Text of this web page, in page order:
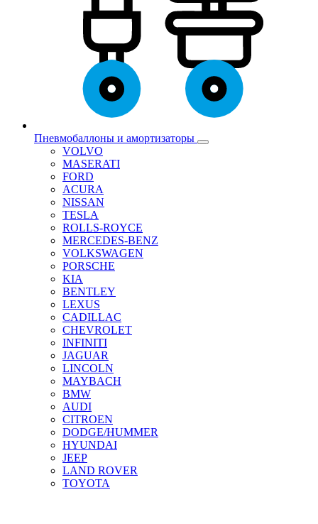
Пневмобаллоны и амортизаторы
VOLVO
MASERATI
FORD
ACURA
NISSAN
TESLA
ROLLS-ROYCE
MERCEDES-BENZ
VOLKSWAGEN
PORSCHE
KIA
BENTLEY
LEXUS
CADILLAC
CHEVROLET
INFINITI
JAGUAR
LINCOLN
MAYBACH
BMW
AUDI
CITROEN
DODGE/HUMMER
HYUNDAI
JEEP
LAND ROVER
TOYOTA